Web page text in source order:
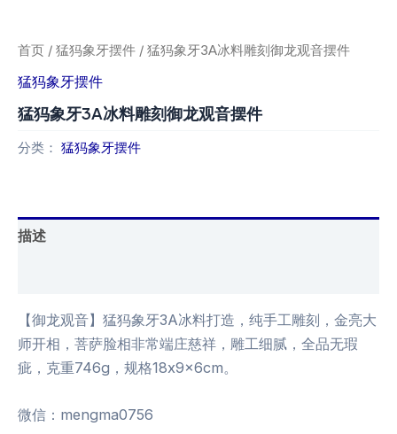
首页 / 猛犸象牙摆件 / 猛犸象牙3A冰料雕刻御龙观音摆件
猛犸象牙摆件
猛犸象牙3A冰料雕刻御龙观音摆件
分类： 猛犸象牙摆件
描述
【御龙观音】猛犸象牙3A冰料打造，纯手工雕刻，金亮大
师开相，菩萨脸相非常端庄慈祥，雕工细腻，全品无瑕
疵，克重746g，规格18x9x6cm。
微信：mengma0756